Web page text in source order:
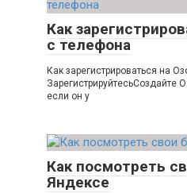
Как
с телефона
Как зарегистрироваться на
ЗарегистрируйтесьСоздайте
если он у
Как посмотреть
Яндексе